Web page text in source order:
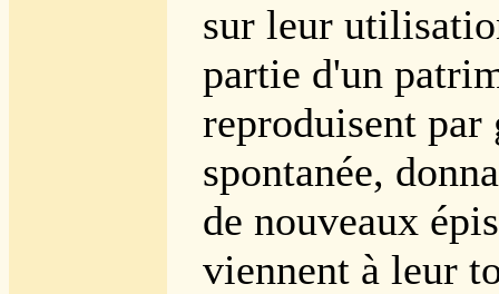
sur leur
partie d'un
reproduisent par
spontanée,
de nouveaux
viennent à leur